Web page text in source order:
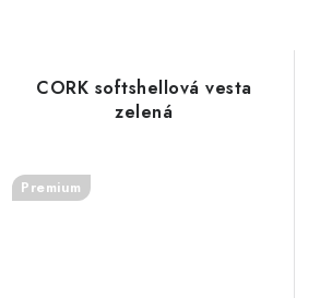
CORK softshellová vesta
zelená
Premium